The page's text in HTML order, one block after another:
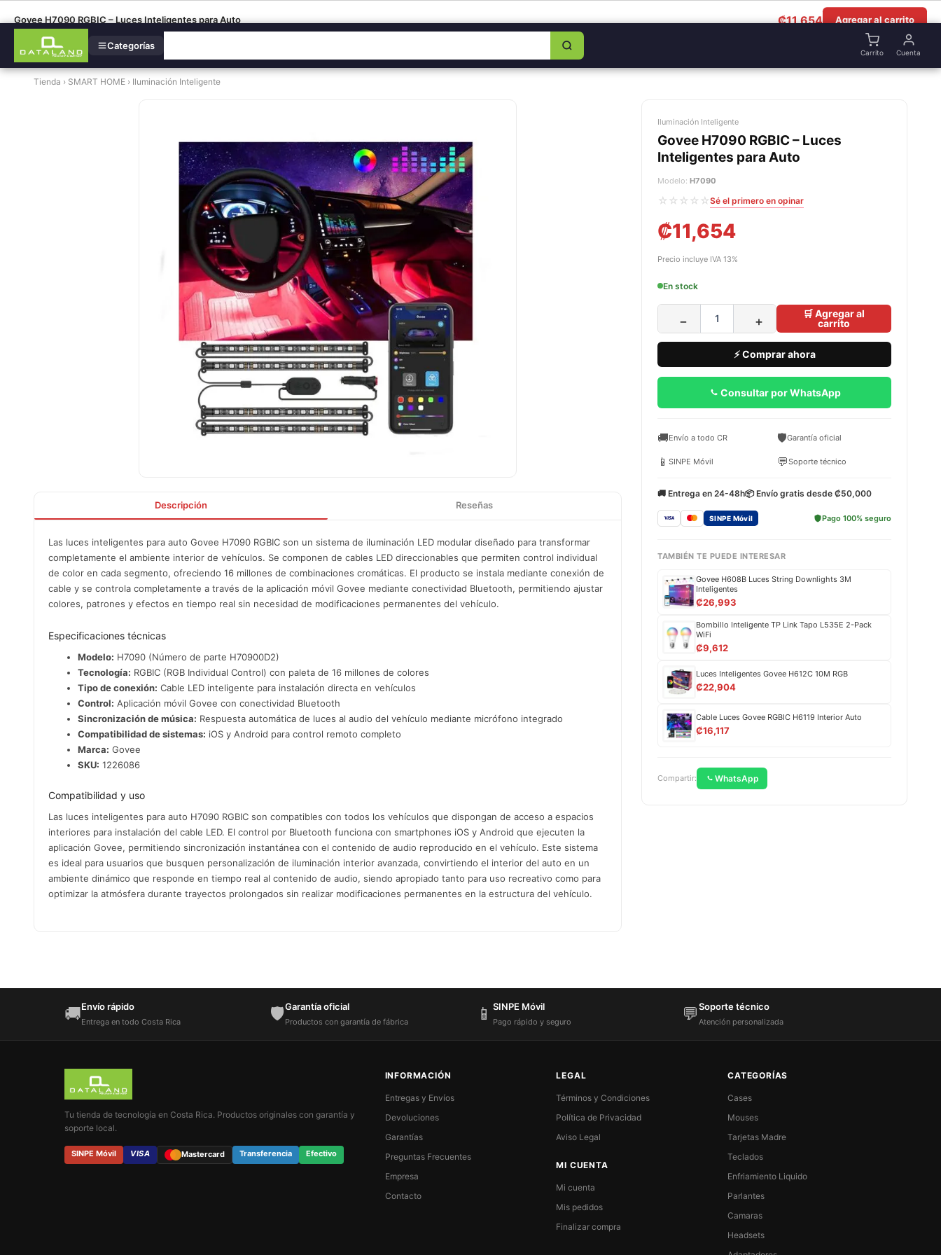
Categorías
Carrito Cuenta
Govee H7090 RGBIC – Luces Inteligentes para Auto ₡11,654 Agregar al carrito
Tienda › SMART HOME › Iluminación Inteligente
Descripción Reseñas
Las luces inteligentes para auto Govee H7090 RGBIC son un sistema de iluminación LED modular diseñado para transformar
completamente el ambiente interior de vehículos. Se componen de cables LED direccionables que permiten control individual
de color en cada segmento, ofreciendo 16 millones de combinaciones cromáticas. El producto se instala mediante conexión de
cable y se controla completamente a través de la aplicación móvil Govee mediante conectividad Bluetooth, permitiendo ajustar
colores, patrones y efectos en tiempo real sin necesidad de modificaciones permanentes del vehículo.
Especificaciones técnicas
Modelo: H7090 (Número de parte H70900D2)
Tecnología: RGBIC (RGB Individual Control) con paleta de 16 millones de colores
Tipo de conexión: Cable LED inteligente para instalación directa en vehículos
Control: Aplicación móvil Govee con conectividad Bluetooth
Sincronización de música: Respuesta automática de luces al audio del vehículo mediante micrófono integrado
Compatibilidad de sistemas: iOS y Android para control remoto completo
Marca: Govee
SKU: 1226086
Compatibilidad y uso
Las luces inteligentes para auto H7090 RGBIC son compatibles con todos los vehículos que dispongan de acceso a espacios
interiores para instalación del cable LED. El control por Bluetooth funciona con smartphones iOS y Android que ejecuten la
aplicación Govee, permitiendo sincronización instantánea con el contenido de audio reproducido en el vehículo. Este sistema
es ideal para usuarios que busquen personalización de iluminación interior avanzada, convirtiendo el interior del auto en un
ambiente dinámico que responde en tiempo real al contenido de audio, siendo apropiado tanto para uso recreativo como para
optimizar la atmósfera durante trayectos prolongados sin realizar modificaciones permanentes en la estructura del vehículo.
Iluminación Inteligente
Govee H7090 RGBIC – Luces
Inteligentes para Auto
Modelo: H7090
☆☆☆☆☆Sé el primero en opinar
₡11,654
Precio incluye IVA 13%
En stock
− +
🛒 Agregar al
carrito
⚡ Comprar ahora
Consultar por WhatsApp
🚚Envío a todo CR 🛡️Garantía oficial
📱 SINPE Móvil 💬Soporte técnico
🚚 Entrega en 24-48h📦 Envío gratis desde ₡50,000
SINPE Móvil Pago 100% seguro
TAMBIÉN TE PUEDE INTERESAR
Govee H608B Luces String Downlights 3M
Inteligentes
₡26,993
Bombillo Inteligente TP Link Tapo L535E 2-Pack
WiFi
₡9,612
Luces Inteligentes Govee H612C 10M RGB
₡22,904
Cable Luces Govee RGBIC H6119 Interior Auto
₡16,117
Compartir: WhatsApp
🚚Envío rápido
Entrega en todo Costa Rica 🛡️Garantía oficial
Productos con garantía de fábrica 📱 SINPE Móvil
Pago rápido y seguro 💬Soporte técnico
Atención personalizada
Tu tienda de tecnología en Costa Rica. Productos originales con garantía y
soporte local.
SINPE Móvil VISA Mastercard Transferencia Efectivo
INFORMACIÓN
Entregas y Envíos
Devoluciones
Garantías
Preguntas Frecuentes
Empresa
Contacto
LEGAL
Términos y Condiciones
Política de Privacidad
Aviso Legal
MI CUENTA
Mi cuenta
Mis pedidos
Finalizar compra
CATEGORÍAS
Cases
Mouses
Tarjetas Madre
Teclados
Enfriamiento Liquido
Parlantes
Camaras
Headsets